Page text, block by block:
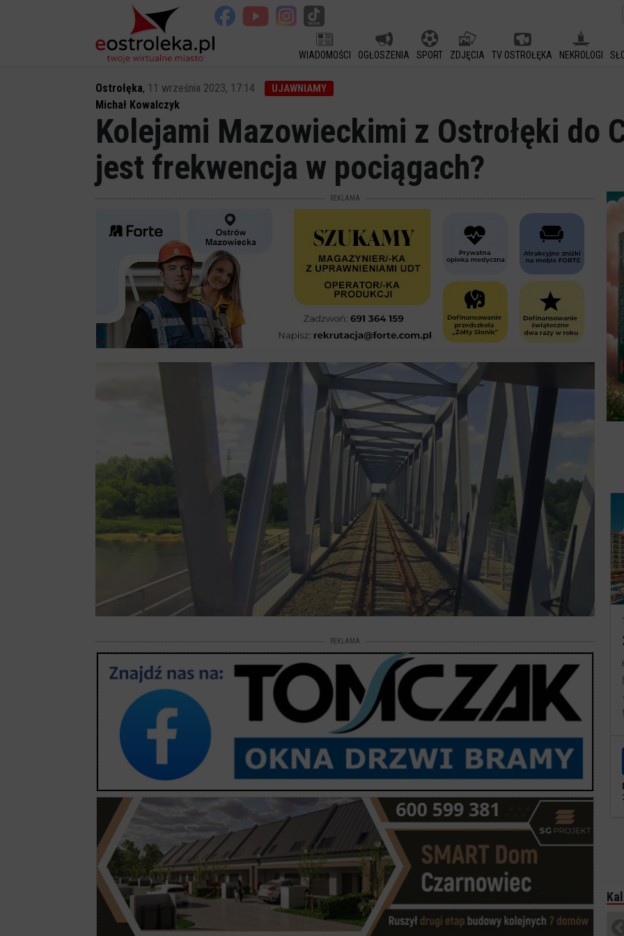
WIADOMOŚCI OGŁOSZENIA SPORT ZDJĘCIA TV OSTROŁĘKA NEKROLOGI
Ostrołęka, 11 września 2023, 17:14 UJAWNIAMY
Michał Kowalczyk
Kolejami Mazowieckimi z Ostrołęki do
jest frekwencja w pociągach?
REKLAMA
REKLAMA